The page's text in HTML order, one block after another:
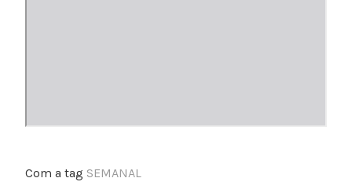
Com a tag SEMANAL